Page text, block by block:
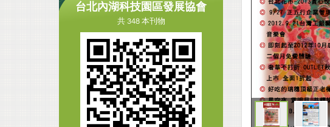
台北內湖科技園區發展協會
共 348 本刊物